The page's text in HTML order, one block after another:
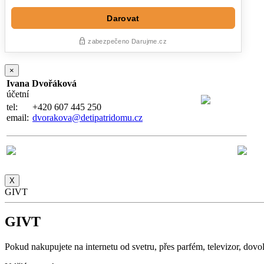
×
Ivana Dvořáková
účetní
tel:
email:
+420 607 445 250
dvorakova@detipatridomu.cz
X
GIVT
GIVT
Pokud nakupujete na internetu od svetru, přes parfém, televizor,